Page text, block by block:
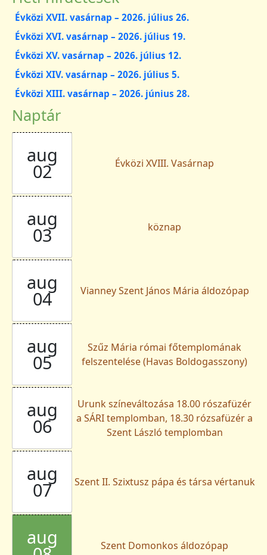
Évközi XVII. vasárnap – 2026. július 26.
Évközi XVI. vasárnap – 2026. július 19.
Évközi XV. vasárnap – 2026. július 12.
Évközi XIV. vasárnap – 2026. július 5.
Évközi XIII. vasárnap – 2026. június 28.
Naptár
aug
02 Évközi XVIII. Vasárnap
aug
03 köznap
aug
04 Vianney Szent János Mária áldozópap
aug
05
Szűz Mária római főtemplomának
felszentelése (Havas Boldogasszony)
aug
06
Urunk színeváltozása 18.00 rószafüzér
a SÁRI templomban, 18.30 rózsafüzér a
Szent László templomban
aug
07 Szent II. Szixtusz pápa és társa vértanuk
aug Szent Domonkos áldozópap